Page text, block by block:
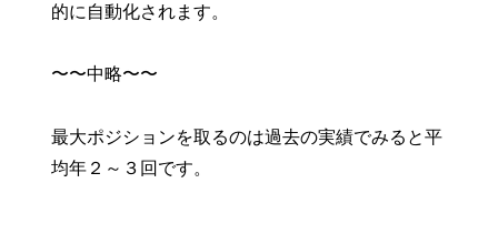
的に自動化されます。
〜〜中略〜〜
最大ポジションを取るのは過去の実績でみると平
均年２～３回です。